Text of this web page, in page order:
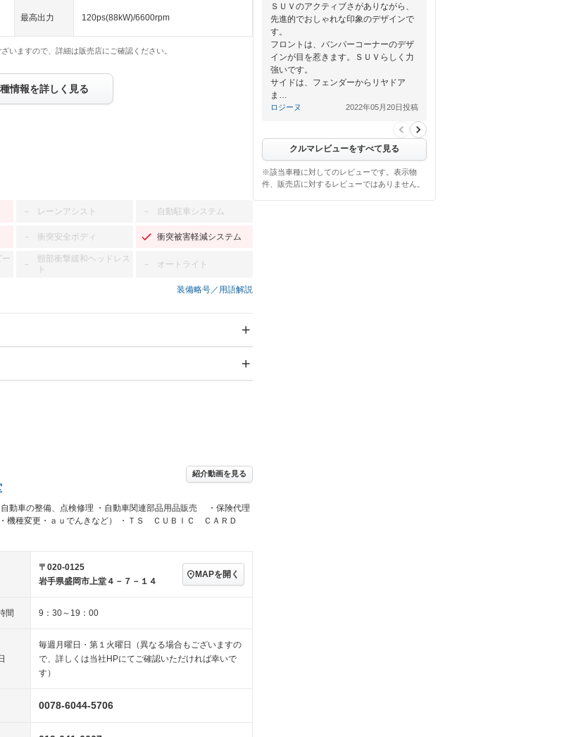
最高出力 120ps(88kW)/6600rpm
いますので、詳細は販売店にご確認ください。
情報を詳しく見る
－ レーンアシスト － 自動駐車システム
－ 衝突安全ボディ 衝突被害軽減システム
ー
－
頸部衝撃緩和ヘッドレス
ト
－ オートライト
装備略号／用語解説
センターデフロック
バックカメラ
スマートキー － ローダウン
後席モニター － 電動リアゲート
全周囲カメラ
紹介動画を見る
車の整備、点検修理 ・自動車関連部品用品販売 ・保険代理
機種変更・ａｕでんきなど） ・ＴＳ ＣＵＢＩＣ ＣＡＲＤ
〒020-0125
岩手県盛岡市上堂４－７－１４
MAPを開く
間 9：30～19：00
毎週月曜日・第１火曜日（異なる場合もございますの
で、詳しくは当社HPにてご確認いただければ幸いで
す）
0078-6044-5706
ＳＵＶのアクティブさがありながら、
先進的でおしゃれな印象のデザインで
す。
フロントは、バンパーコーナーのデザ
インが目を惹きます。ＳＵＶらしく力
強いです。
サイドは、フェンダーからリヤドア
ま…
ロジーヌ 2022年05月20日投稿
クルマレビューをすべて見る
※該当車種に対してのレビューです。表示物
件、販売店に対するレビューではありません。